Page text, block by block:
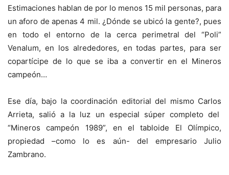
Estimaciones hablan de por lo menos 15 mil personas, para
un aforo de apenas 4 mil. ¿Dónde se ubicó la gente?, pues
en todo el entorno de la cerca perimetral del “Poli”
Venalum, en los alrededores, en todas partes, para ser
copartícipe de lo que se iba a convertir en el Mineros
campeón…
Ese día, bajo la coordinación editorial del mismo Carlos
Arrieta, salió a la luz un especial súper completo del
“Mineros campeón 1989”, en el tabloide El Olímpico,
propiedad –como lo es aún- del empresario Julio
Zambrano.